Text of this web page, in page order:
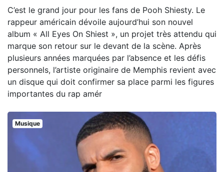
C’est le grand jour pour les fans de Pooh Shiesty. Le
rappeur américain dévoile aujourd’hui son nouvel
album « All Eyes On Shiest », un projet très attendu qui
marque son retour sur le devant de la scène. Après
plusieurs années marquées par l’absence et les défis
personnels, l’artiste originaire de Memphis revient avec
un disque qui doit confirmer sa place parmi les figures
importantes du rap amér
Musique